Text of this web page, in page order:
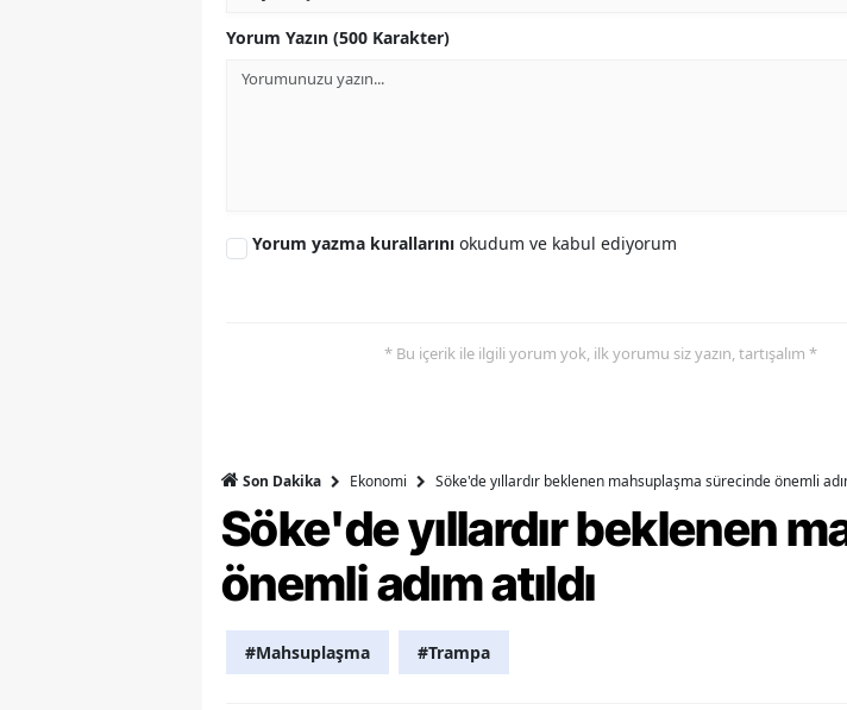
Zonguldak
Aksaray
Yorum Yazın (500 Karakter)
Yorum yazma kurallarını okudum ve kabul ediyorum
* Bu içerik ile ilgili yorum yok, ilk yorumu siz yazın, tartışalım *
Son Dakika Ekonomi Söke'de yıllardır beklenen mahsuplaşma sürecinde önemli
Söke'de yıllardır beklenen
önemli adım atıldı
#Mahsuplaşma #Trampa